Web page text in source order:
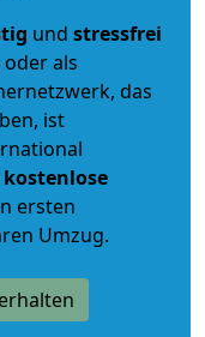
und stressfrei
oder als
das
ist
ersten
Umzug.